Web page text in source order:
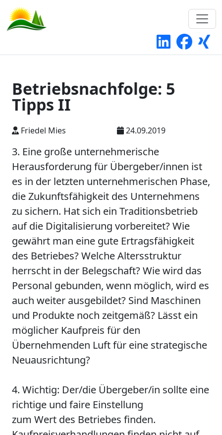
Betriebsnachfolge: 5
Tipps II
Friedel Mies 24.09.2019
3. Eine große unternehmerische
Herausforderung für Übergeber/innen ist
es in der letzten unternehmerischen Phase,
die Zukunftsfähigkeit des Unternehmens
zu sichern. Hat sich ein Traditionsbetrieb
auf die Digitalisierung vorbereitet? Wie
gewährt man eine gute Ertragsfähigkeit
des Betriebes? Welche Altersstruktur
herrscht in der Belegschaft? Wie wird das
Personal gebunden, wenn möglich, wird es
auch weiter ausgebildet? Sind Maschinen
und Produkte noch zeitgemäß? Lässt ein
möglicher Kaufpreis für den
Übernehmenden Luft für eine strategische
Neuausrichtung?
4. Wichtig: Der/die Übergeber/in sollte eine
richtige und faire Einstellung
zum Wert des Betriebes finden.